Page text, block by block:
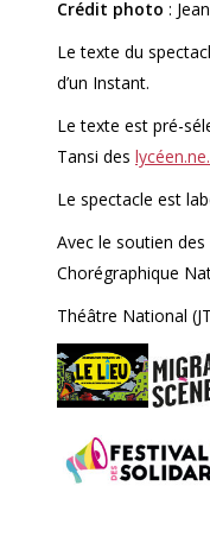
Crédit photo :
Le texte du
d’un Instant.
Le texte est pré-
Tansi des
Le spectacle est
Avec le soutien
Chorégraphique
Théâtre National